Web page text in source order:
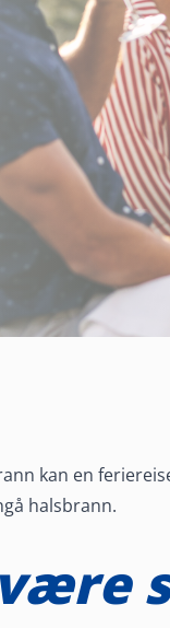
kan en
halsbrann.